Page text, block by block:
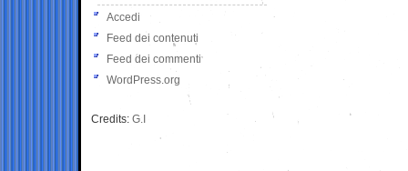
Accedi
Feed dei contenuti
Feed dei commenti
WordPress.org
Credits: G.I